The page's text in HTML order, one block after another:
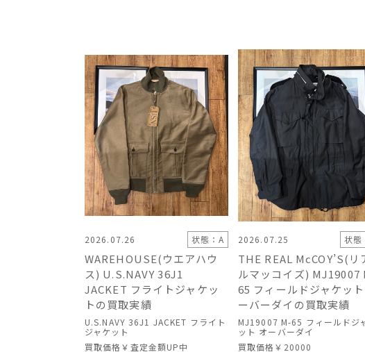
2026.07.26 状態：A
WAREHOUSE(ウエアハウ
ス) U.S.NAVY 36J1
JACKET フライトジャケッ
トの買取実績
U.S.NAVY 36J1 JACKET フライト
ジャケット
買取価格 ￥査定金額UP中
2026.07.25 状態
THE REAL McCOY’S(リ
ルマッコイズ) MJ19007
65 フィールドジャケッ
ーバーダイの買取実績
MJ19007 M-65 フィールドジ
ット オーバーダイ
買取価格 ￥20000